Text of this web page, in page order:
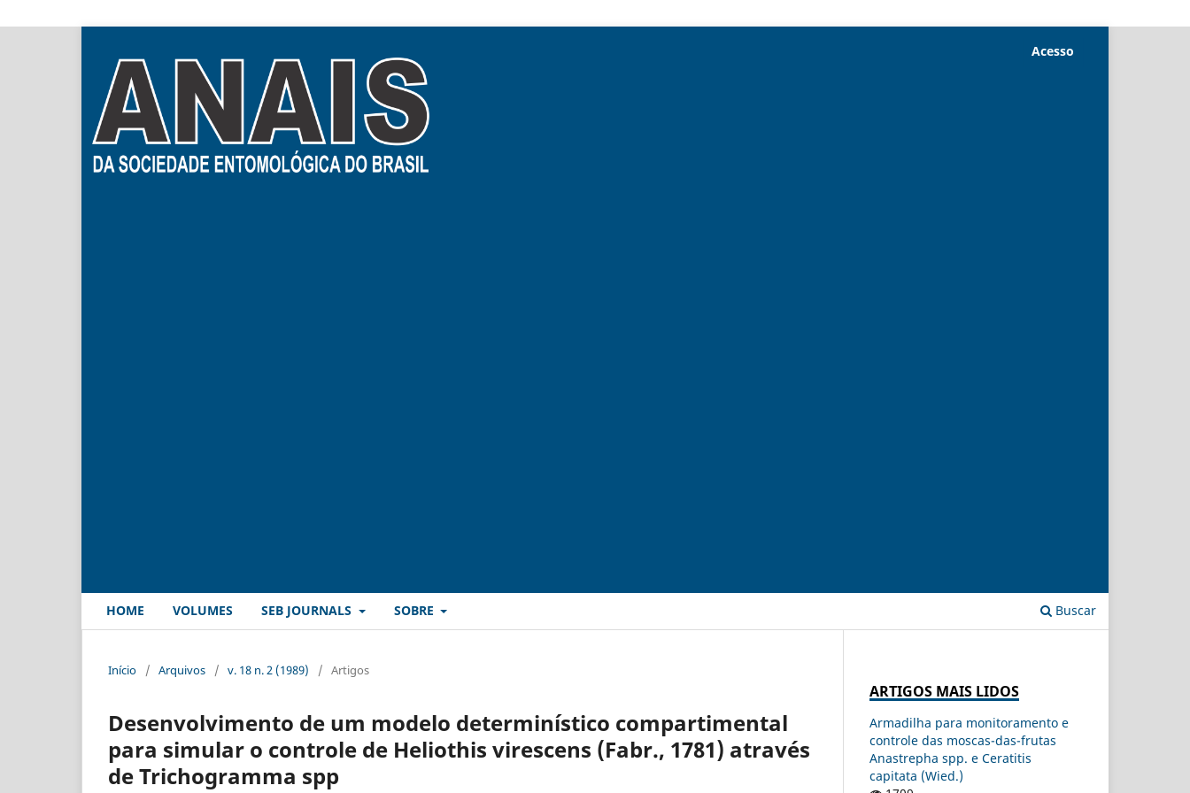
HOME VOLUMES SEB JOURNALS SOBRE Buscar
Acesso
Início / Arquivos / v. 18 n. 2 (1989) / Artigos
Desenvolvimento de um modelo determinístico compartimental
para simular o controle de Heliothis virescens (Fabr., 1781) através
de Trichogramma spp
ARTIGOS MAIS LIDOS
Armadilha para monitoramento e
controle das moscas-das-frutas
Anastrepha spp. e Ceratitis
capitata (Wied.)